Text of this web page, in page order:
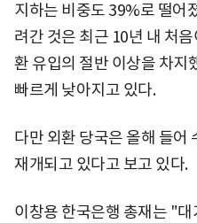
지하는 비중도 39%로 떨어
려간 것은 최근 10년 내 처
환 유입의 절반 이상을 차지
빠르게 낮아지고 있다.
다만 외환 당국은 올해 들어
재개되고 있다고 보고 있다.
이창용 한국은행 총재는 "